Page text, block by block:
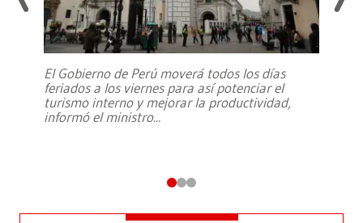
El Gobierno de Perú moverá todos los días
feriados a los viernes para así potenciar el
turismo interno y mejorar la productividad,
informó el ministro...